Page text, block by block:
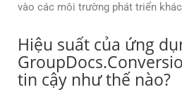
vào các môi trường phát triển
Hiệu suất của ứng
tin cậy như thế nào?